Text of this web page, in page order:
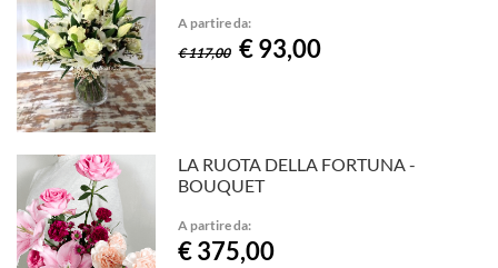
A partire da:
€ 117,00€ 93,00
LA RUOTA DELLA FORTUNA -
BOUQUET
A partire da:
€ 375,00